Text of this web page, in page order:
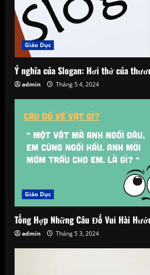
a
d
i
n
g
Giáo Dục
Ý nghĩa của Slogan: Hơi thở của
admin Tháng 5 4, 2024
Giáo Dục
Tổng Hợp Những Câu Đố Vui Hài
admin Tháng 5 3, 2024